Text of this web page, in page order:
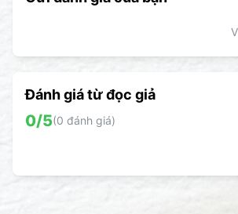
Đánh giá từ đọc giả
0/5(0 đánh giá)